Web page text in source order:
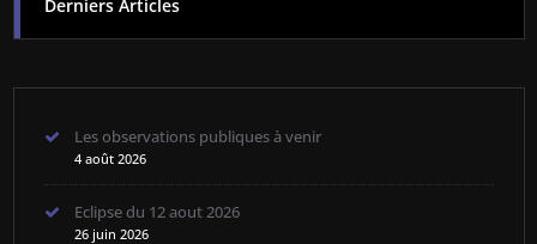
Derniers Articles
Les observations publiques à venir
4 août 2026
Eclipse du 12 aout 2026
26 juin 2026